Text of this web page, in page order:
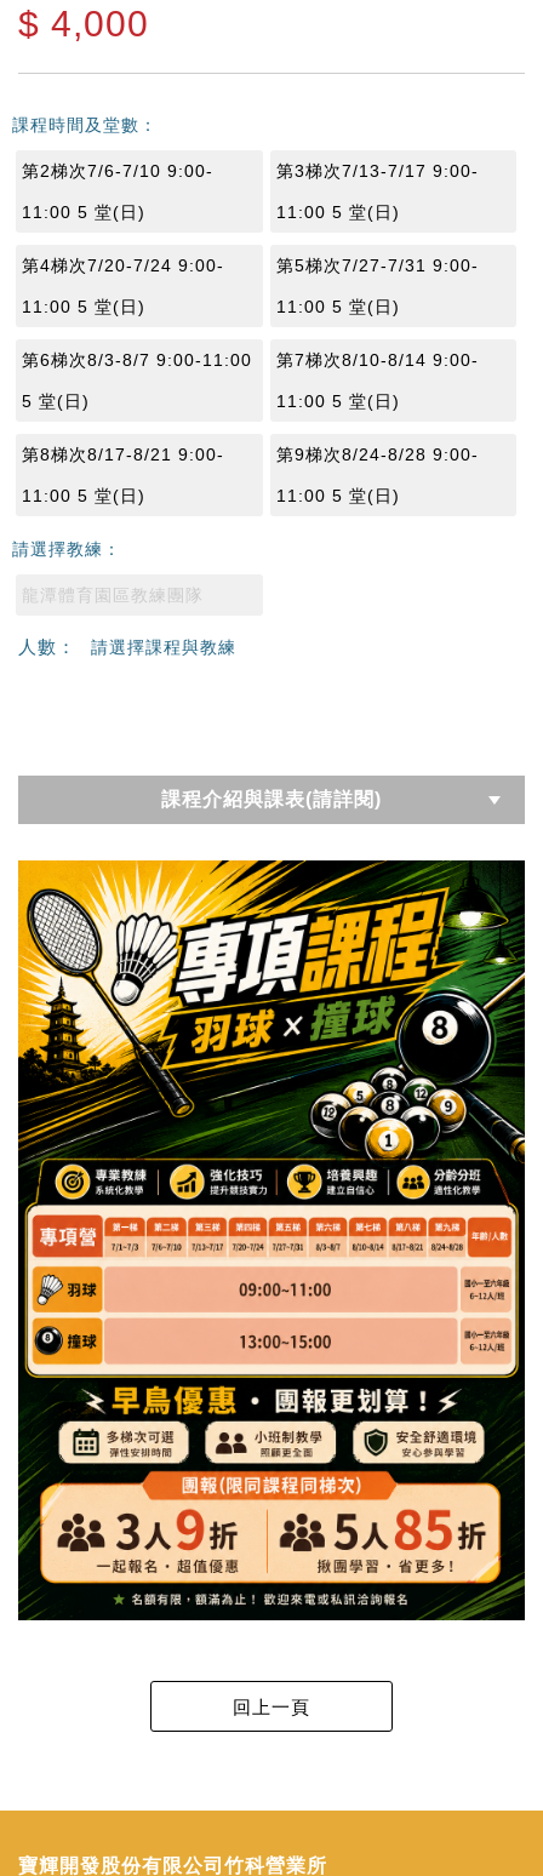
$ 4,000
課程時間及堂數：
第2梯次7/6-7/10 9:00-
11:00 5 堂(日)
第3梯次7/13-7/17 9:00-
11:00 5 堂(日)
第4梯次7/20-7/24 9:00-
11:00 5 堂(日)
第5梯次7/27-7/31 9:00-
11:00 5 堂(日)
第6梯次8/3-8/7 9:00-11:00
5 堂(日)
第7梯次8/10-8/14 9:00-
11:00 5 堂(日)
第8梯次8/17-8/21 9:00-
11:00 5 堂(日)
第9梯次8/24-8/28 9:00-
11:00 5 堂(日)
請選擇教練：
龍潭體育園區教練團隊
人數： 請選擇課程與教練
課程介紹與課表(請詳閱)
寶輝開發股份有限公司竹科營業所